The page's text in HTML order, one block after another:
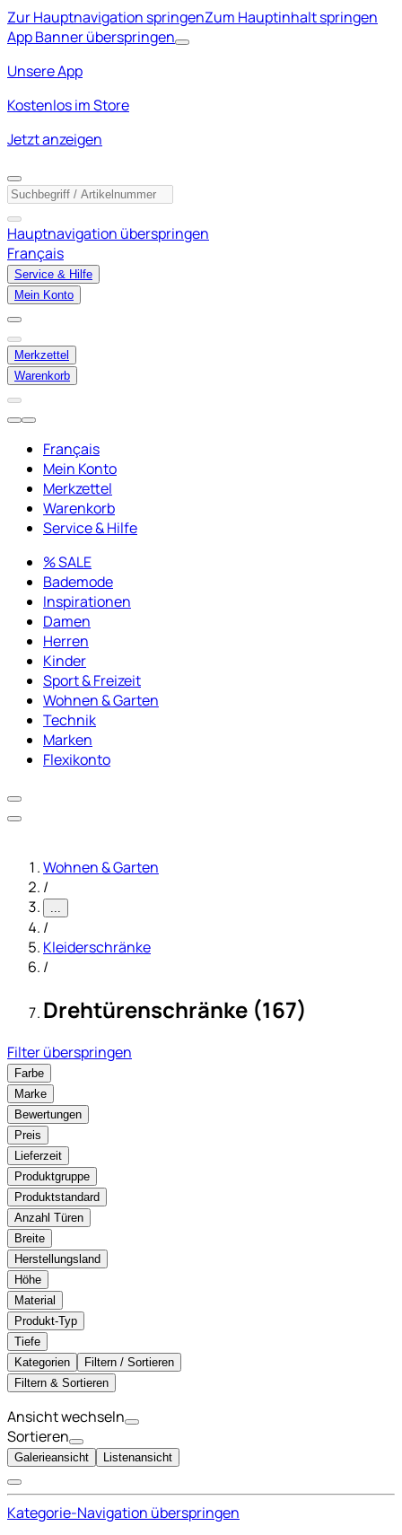
Zur Hauptnavigation springenZum Hauptinhalt springen
App Banner überspringen
Unsere App
Kostenlos im Store
Jetzt anzeigen
Hauptnavigation überspringen
Français
Service & Hilfe
Mein Konto
Merkzettel
Warenkorb
Français
Mein Konto
Merkzettel
Warenkorb
Service & Hilfe
% SALE
Bademode
Inspirationen
Damen
Herren
Kinder
Sport & Freizeit
Wohnen & Garten
Technik
Marken
Flexikonto
Wohnen & Garten
/
...
/
Kleiderschränke
/
Drehtürenschränke (167)
Filter überspringen
Farbe
Marke
Bewertungen
Preis
Lieferzeit
Produktgruppe
Produktstandard
Anzahl Türen
Breite
Herstellungsland
Höhe
Material
Produkt-Typ
Tiefe
Kategorien
Filtern / Sortieren
Filtern & Sortieren
Ansicht wechseln
Sortieren
Galerieansicht Listenansicht
Kategorie-Navigation überspringen